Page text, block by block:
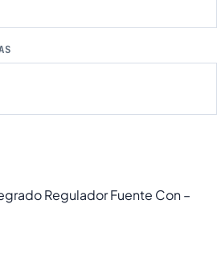
Regulador Fuente Con –